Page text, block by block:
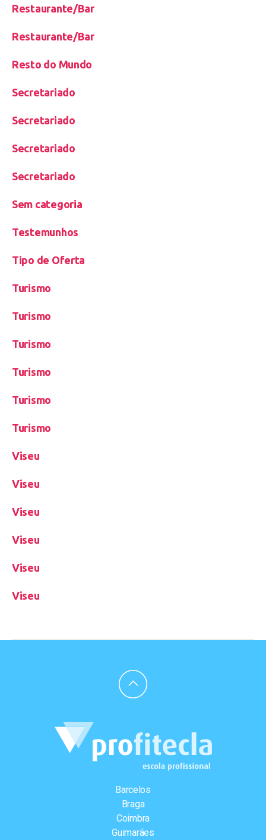
Restaurante/Bar
Restaurante/Bar
Resto do Mundo
Secretariado
Secretariado
Secretariado
Secretariado
Sem categoria
Testemunhos
Tipo de Oferta
Turismo
Turismo
Turismo
Turismo
Turismo
Turismo
Viseu
Viseu
Viseu
Viseu
Viseu
Viseu
Barcelos
Braga
Coimbra
Guimarães